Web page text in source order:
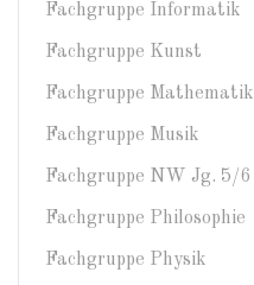
Fachgruppe Informatik
Fachgruppe Kunst
Fachgruppe Mathematik
Fachgruppe Musik
Fachgruppe NW Jg. 5/6
Fachgruppe Philosophie
Fachgruppe Physik